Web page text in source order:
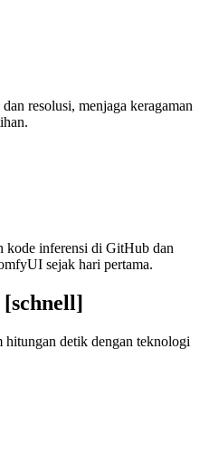
resolusi, menjaga keragaman
kode inferensi di GitHub dan
sejak hari pertama.
hitungan detik dengan teknologi